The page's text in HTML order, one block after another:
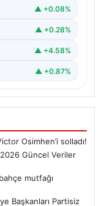
önemli yer▲ +0.08%
▲ +0.28%
▲ +4.58%
▲ +0.87%
Osimhen’i solladı!
Güncel Veriler
mutfağı
Başkanları Partisiz